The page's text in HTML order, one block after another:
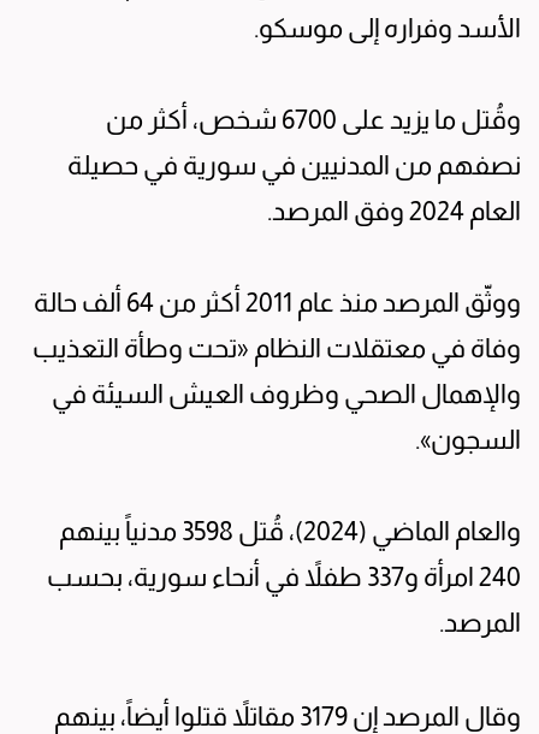
الأسد وفراره إلى موسكو.
وقُتل ما يزيد على 6700 شخص، أكثر من
نصفهم من المدنيين في سورية في حصيلة
العام 2024 وفق المرصد.
ووثّق المرصد منذ عام 2011 أكثر من 64 ألف حالة
وفاة في معتقلات النظام «تحت وطأة التعذيب
والإهمال الصحي وظروف العيش السيئة في
السجون».
والعام الماضي (2024)، قُتل 3598 مدنياً بينهم
240 امرأة و337 طفلاً في أنحاء سورية، بحسب
المرصد.
وقال المرصد إن 3179 مقاتلاً قتلوا أيضاً، بينهم